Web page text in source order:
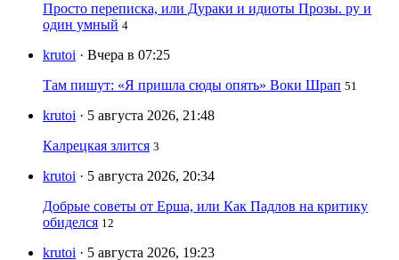
Просто переписка, или Дураки и идиоты Прозы. ру и
один умный 4
krutoi · Вчера в 07:25
Там пишут: «Я пришла сюды опять» Воки Шрап 51
krutoi · 5 августа 2026, 21:48
Калрецкая злится 3
krutoi · 5 августа 2026, 20:34
Добрые советы от Ерша, или Как Падлов на критику
обиделся 12
krutoi · 5 августа 2026, 19:23